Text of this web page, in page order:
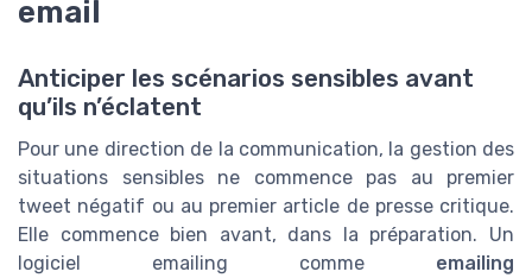
email
Anticiper les scénarios sensibles avant
qu’ils n’éclatent
Pour une direction de la communication, la gestion des
situations sensibles ne commence pas au premier
tweet négatif ou au premier article de presse critique.
Elle commence bien avant, dans la préparation. Un
logiciel emailing comme emailing